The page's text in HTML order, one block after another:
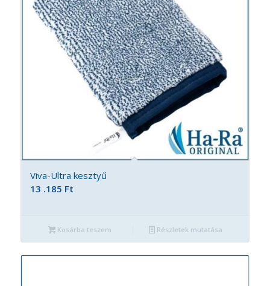
Viva-Ultra kesztyű
13 .185 Ft
Kosárba teszem Részletek mutatása